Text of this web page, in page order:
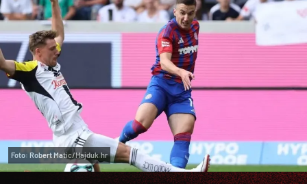
Foto: Robert Matic/Hajduk.hr